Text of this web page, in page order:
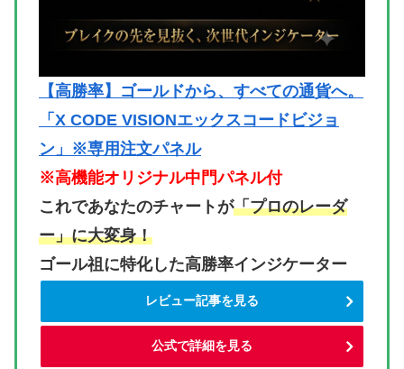
【高勝率】ゴールドから、すべての通貨へ。
「X CODE VISIONエックスコードビジョ
ン」※専用注文パネル
※高機能オリジナル中門パネル付
これであなたのチャートが「プロのレーダ
ー」に大変身！
ゴール祖に特化した高勝率インジケーター
レビュー記事を見る
公式で詳細を見る